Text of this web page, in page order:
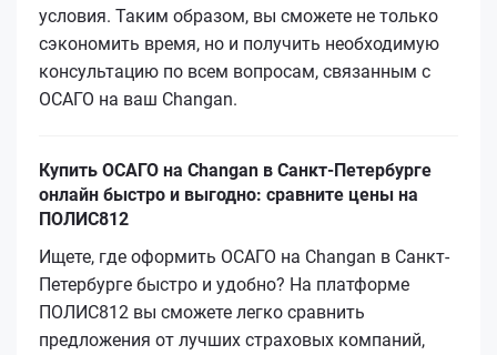
условия. Таким образом, вы сможете не только
сэкономить время, но и получить необходимую
консультацию по всем вопросам, связанным с
ОСАГО на ваш Changan.
Купить ОСАГО на Changan в Санкт-Петербурге
онлайн быстро и выгодно: сравните цены на
ПОЛИС812
Ищете, где оформить ОСАГО на Changan в Санкт-
Петербурге быстро и удобно? На платформе
ПОЛИС812 вы сможете легко сравнить
предложения от лучших страховых компаний,